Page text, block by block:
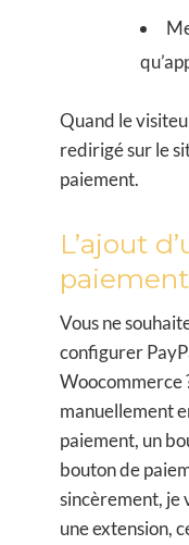
Quand le
redirigé sur le
paiement.
L’ajout
Vous ne
configurer
Woocommerce
manuellement
paiement, un
bouton de
sincèrement, je
une extension,